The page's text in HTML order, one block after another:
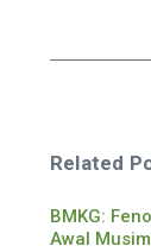
Related
BMKG:
Awal